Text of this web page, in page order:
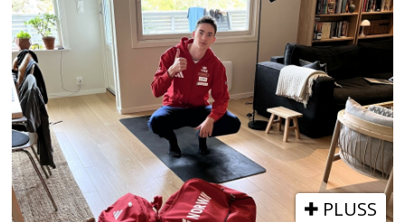
PLUSS